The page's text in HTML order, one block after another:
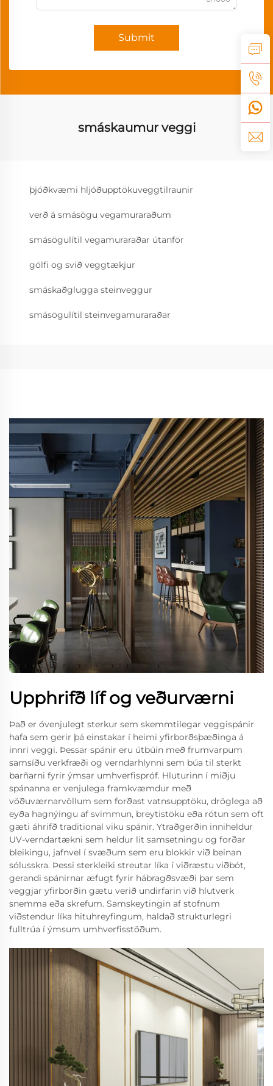
Submit
smáskaumur veggi
þjóðkvæmi hljóðupptökuveggtilraunir
verð á smásögu vegamuraraðum
smásögulítil vegamuraraðar útanför
gólfi og svið veggtækjur
smáskaðglugga steinveggur
smásögulítil steinvegamuraraðar
Upphrifð líf og veðurværni
Það er óvenjulegt sterkur sem skemmtilegar veggispánir
hafa sem gerir þá einstakar í heimi yfirborðsþæðinga á
innri veggi. Þessar spánir eru útbúin með frumvarpum
samsíðu verkfræði og verndarhlynni sem búa til sterkt
barñarni fyrir ýmsar umhverfispróf. Hluturinn í miðju
spánanna er venjulega framkvæmdur með
vöðuværnarvöllum sem forðast vatnsupptöku, dröglega að
eyða hagnýingu af svimmun, breytistöku eða rótun sem oft
gæti áhrifð traditional viku spánir. Ytraðgerðin inniheldur
UV-verndartækni sem heldur lit samsetningu og forðar
bleikingu, jafnvel í svæðum sem eru blokkir við beinan
sólusskra. Þessi sterkleiki streutar líka í viðræstu viðbót,
gerandi spánirnar æfugt fyrir hábragðsvæði þar sem
veggjar yfirborðin gætu verið undirfarin við hlutverk
snemma eða skrefum. Samskeytingin af stofnum
viðstendur líka hituhreyfingum, haldað strukturlegri
fulltrúa í ýmsum umhverfisstöðum.